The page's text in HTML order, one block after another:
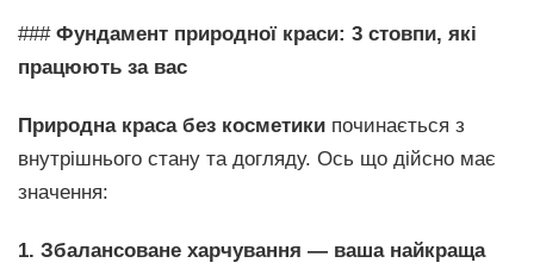
### Фундамент природної краси: 3 стовпи, які
працюють за вас
Природна краса без косметики починається з
внутрішнього стану та догляду. Ось що дійсно має
значення:
1. Збалансоване харчування — ваша найкраща